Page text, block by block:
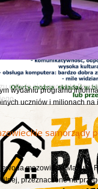
odbyło się uroczyste
2026 roku w Miejskiej
i Interii oraz autorką
z Mazowsza 161
wydaniu programu
uczniów i milionach na
samorządy
mazowiecki Mariusz
przeznaczone na